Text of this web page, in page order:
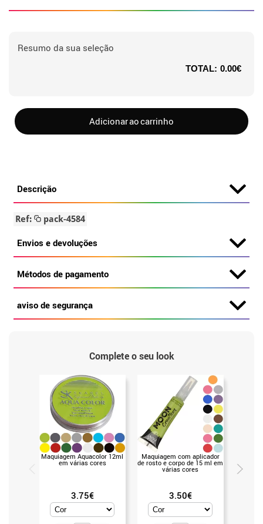
Resumo da sua seleção
TOTAL: 0.00€
Adicionar ao carrinho
Descrição
Ref: pack-4584
Envios e devoluções
Métodos de pagamento
aviso de segurança
Complete o seu look
Maquiagem Aquacolor 12ml
em várias cores
3.75€
Maquiagem com aplicador
de rosto e corpo de 15 ml em
várias cores
3.50€